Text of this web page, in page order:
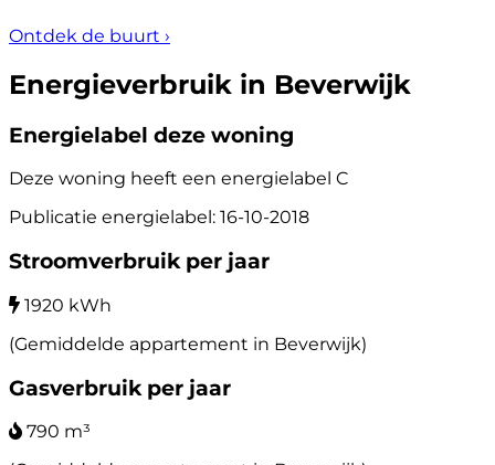
Ontdek de buurt ›
Energieverbruik in Beverwijk
Energielabel deze woning
Deze woning heeft een energielabel C
Publicatie energielabel: 16-10-2018
Stroomverbruik per jaar
1920 kWh
(Gemiddelde appartement in Beverwijk)
Gasverbruik per jaar
790 m³